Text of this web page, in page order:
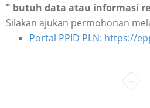
" butuh data atau informasi
Silakan ajukan permohonan
Portal PPID PLN: https://